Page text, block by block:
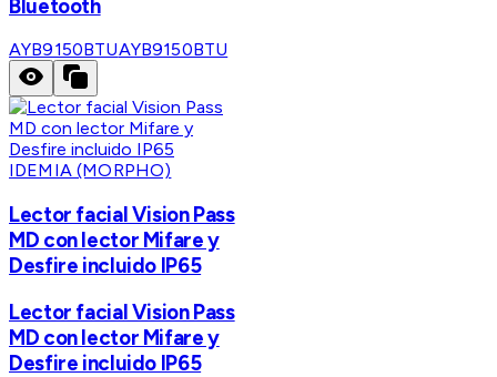
Bluetooth
AYB9150BTUAYB9150BTU
IDEMIA (MORPHO)
Lector facial Vision Pass
MD con lector Mifare y
Desfire incluido IP65
Lector facial Vision Pass
MD con lector Mifare y
Desfire incluido IP65